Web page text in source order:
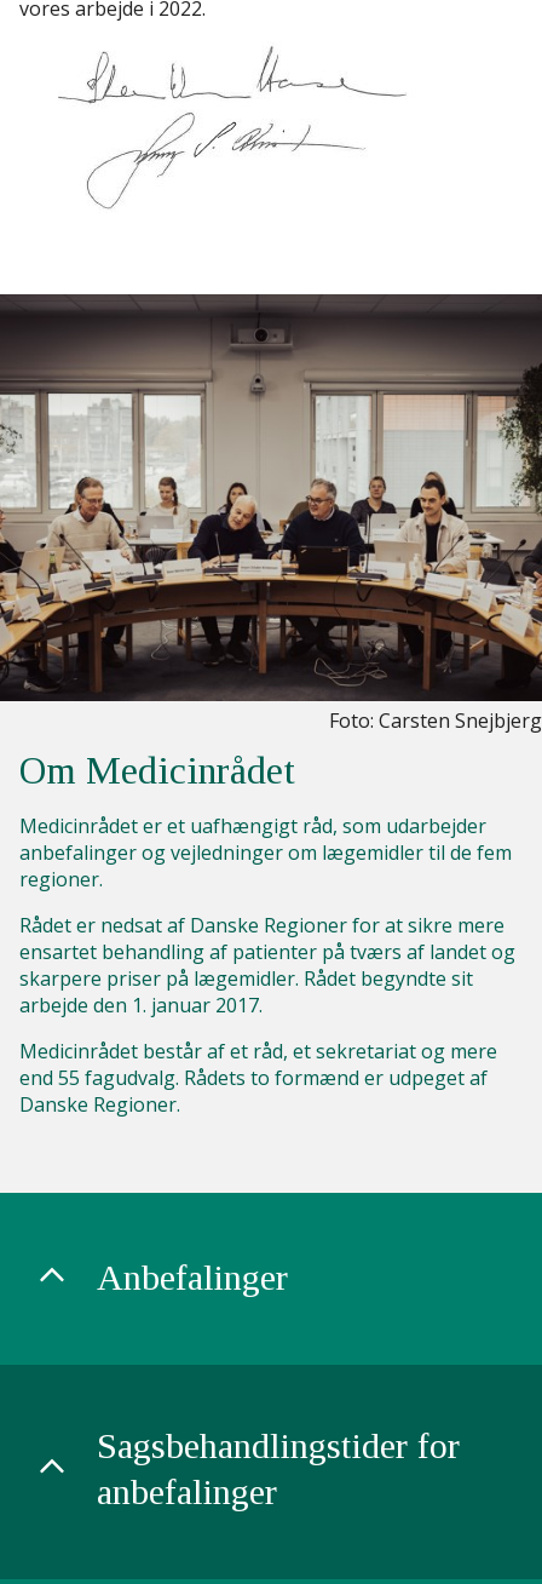
vores arbejde i 2022.
Foto: Carsten Snejbjerg
Om Medicinrådet
Medicinrådet er et uafhængigt råd, som udarbejder
anbefalinger og vejledninger om lægemidler til de fem
regioner.
Rådet er nedsat af Danske Regioner for at sikre mere
ensartet behandling af patienter på tværs af landet og
skarpere priser på lægemidler. Rådet begyndte sit
arbejde den 1. januar 2017.
Medicinrådet består af et råd, et sekretariat og mere
end 55 fagudvalg. Rådets to formænd er udpeget af
Danske Regioner.
Anbefalinger
Sagsbehandlingstider for
anbefalinger